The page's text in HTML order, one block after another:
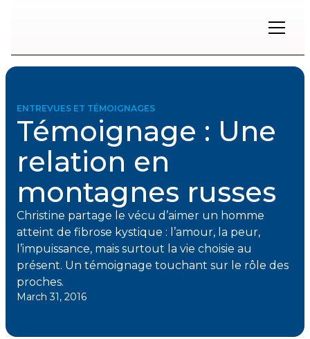
ENTREVUES ET TÉMOIGNAGES
Témoignage : Une
relation en
montagnes russes
Christine partage le vécu d’aimer un homme
atteint de fibrose kystique : l’amour, la peur,
l’impuissance, mais surtout la vie choisie au
présent. Un témoignage touchant sur le rôle des
proches.
March 31, 2016
Restons
en
contact
Inscrivez-
vous
à
notre
pour
rester
à
l'affût
des
nouveautés.
Prénom